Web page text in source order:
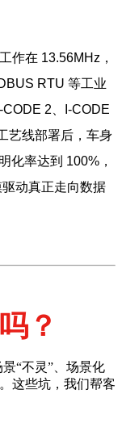
作在 13.56MHz，
RTU 等工业
2、I‑CODE
艺线部署后，车身
化率达到 100%，
动真正走向数据
？
景“不灵”、场景化
这些坑，我们帮客